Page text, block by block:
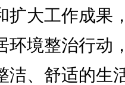
扩大工作成果
环境整治行动
洁、舒适的生